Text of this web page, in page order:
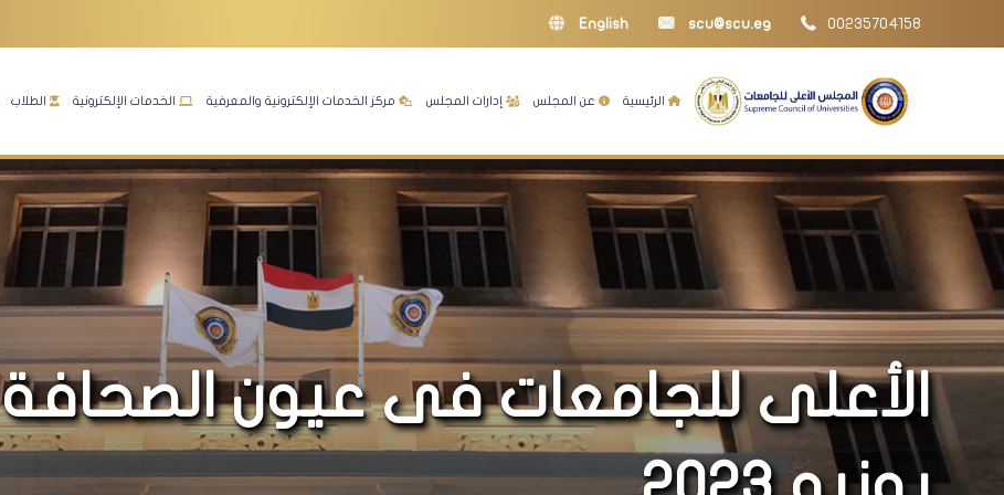
00235704158
scu@scu.eg
English
الرئيسية عن المجلس إدارات المجلس مركز الخدمات الإلكترونية والمعرفية الخدمات الإلكترونية الطلاب
الأعلى للجامعات فى عيون الصحافة